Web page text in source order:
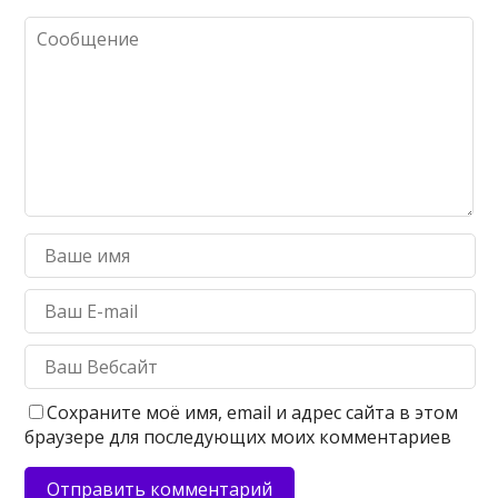
Сохраните моё имя, email и адрес сайта в этом
браузере для последующих моих комментариев